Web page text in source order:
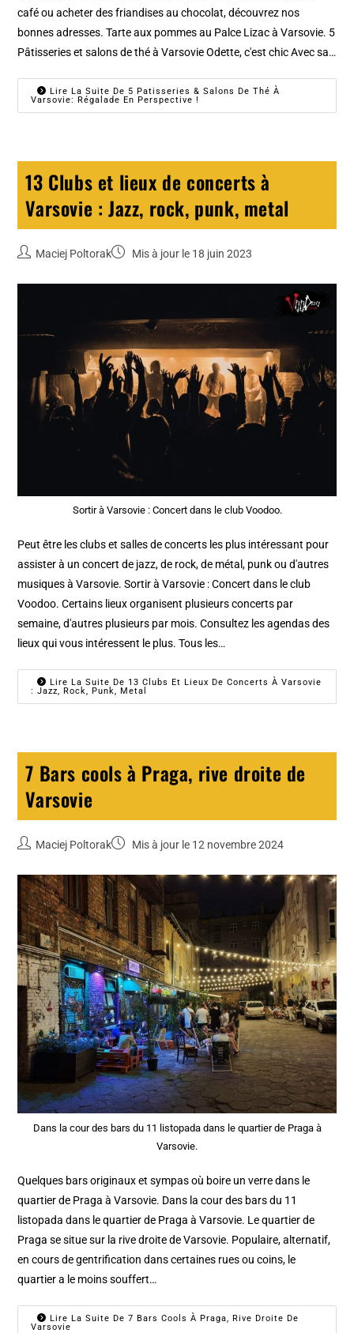
café ou acheter des friandises au chocolat, découvrez nos
bonnes adresses. Tarte aux pommes au Palce Lizac à Varsovie. 5
Pâtisseries et salons de thé à Varsovie Odette, c'est chic Avec sa…
Lire La Suite De 5 Patisseries & Salons De Thé À
Varsovie: Régalade En Perspective !
13 Clubs et lieux de concerts à
Varsovie : Jazz, rock, punk, metal
Maciej Poltorak Mis à jour le 18 juin 2023
Sortir à Varsovie : Concert dans le club Voodoo.
Peut être les clubs et salles de concerts les plus intéressant pour
assister à un concert de jazz, de rock, de métal, punk ou d'autres
musiques à Varsovie. Sortir à Varsovie : Concert dans le club
Voodoo. Certains lieux organisent plusieurs concerts par
semaine, d'autres plusieurs par mois. Consultez les agendas des
lieux qui vous intéressent le plus. Tous les…
Lire La Suite De 13 Clubs Et Lieux De Concerts À Varsovie
: Jazz, Rock, Punk, Metal
7 Bars cools à Praga, rive droite de
Varsovie
Maciej Poltorak Mis à jour le 12 novembre 2024
Dans la cour des bars du 11 listopada dans le quartier de Praga à
Varsovie.
Quelques bars originaux et sympas où boire un verre dans le
quartier de Praga à Varsovie. Dans la cour des bars du 11
listopada dans le quartier de Praga à Varsovie. Le quartier de
Praga se situe sur la rive droite de Varsovie. Populaire, alternatif,
en cours de gentrification dans certaines rues ou coins, le
quartier a le moins souffert…
Lire La Suite De 7 Bars Cools À Praga, Rive Droite De
Varsovie